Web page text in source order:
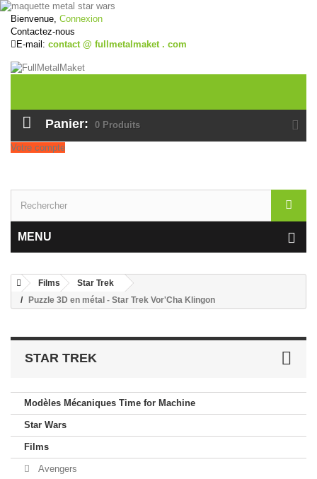
Bienvenue, Connexion
Contactez-nous
E-mail: contact @ fullmetalmaket . com
Panier: 0 Produits
Votre compte
MENU
Films
Star Trek
Puzzle 3D en métal - Star Trek Vor'Cha Klingon
STAR TREK
Modèles Mécaniques Time for Machine
Star Wars
Films
Avengers